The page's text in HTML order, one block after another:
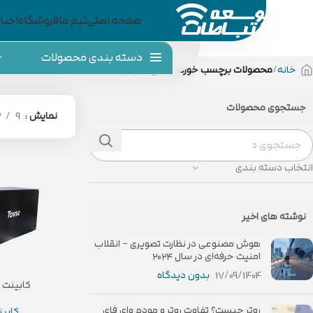
صفحه اصلیتیم مافروشگاه
دسته بندی محصولات
خانه محصولات برچسب خورده “کابینت باتری”
جستجوی محصولات
انتخاب دسته بندی
نوشته های اخیر
هوش مصنوعی در نظارت تصویری – انقلاب
امنیت حرفه‌ای در سال ۲۰۲۴
17/09/1404 بدون دیدگاه
نمایش 9
کابینت